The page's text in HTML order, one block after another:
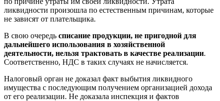
ликвидности произошла по естественным причинам, которые
не зависят от плательщика.
В свою очередь списание продукции, не пригодной для
дальнейшего использования в хозяйственной
деятельности, нельзя трактовать в качестве реализации.
Соответственно, НДС в таких случаях не начисляется.
Налоговый орган не доказал факт выбытия ликвидного
имущества с последующим получением организацией дохода
от его реализации. Не доказала инспекция и фактов